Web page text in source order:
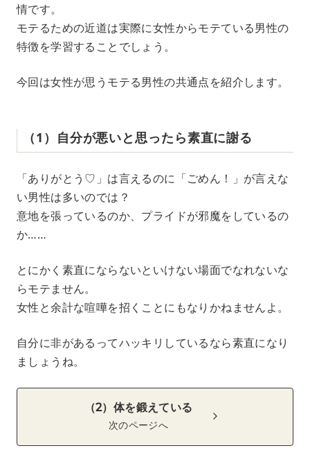
情です。
モテるための近道は実際に女性からモテている男性の
特徴を学習することでしょう。
今回は女性が思うモテる男性の共通点を紹介します。
（1）自分が悪いと思ったら素直に謝る
「ありがとう♡」は言えるのに「ごめん！」が言えな
い男性は多いのでは？
意地を張っているのか、プライドが邪魔をしているの
か……
とにかく素直にならないといけない場面でなれないな
らモテません。
女性と余計な喧嘩を招くことにもなりかねませんよ。
自分に非があるってハッキリしているなら素直になり
ましょうね。
（2）体を鍛えている
次のページへ